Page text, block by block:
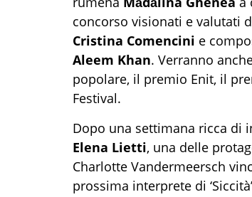
concorso visionati e valutati
Cristina Comencini e
Aleem Khan. Verranno
popolare, il premio Enit, il
Festival.
Dopo una settimana ricca di
Elena Lietti, una delle
Charlotte Vandermeersch
prossima interprete di